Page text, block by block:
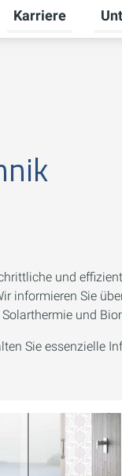
Untermenü für
Karriere
und
informieren Sie
und
Sie